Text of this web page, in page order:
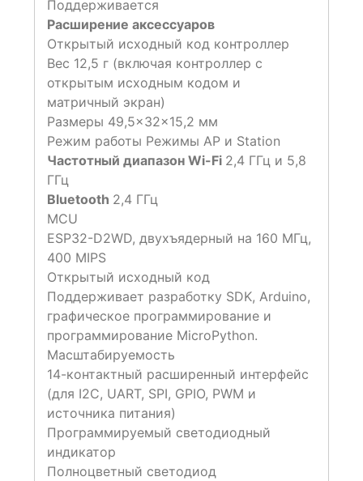
Поддерживается
Расширение аксессуаров
Открытый исходный код контроллер
Вес 12,5 г (включая контроллер с
открытым исходным кодом и
матричный экран)
Размеры 49,5×32×15,2 мм
Режим работы Режимы AP и Station
Частотный диапазон Wi-Fi 2,4 ГГц и 5,8
ГГц
Bluetooth 2,4 ГГц
MCU
ESP32-D2WD, двухъядерный на 160 МГц,
400 MIPS
Открытый исходный код
Поддерживает разработку SDK, Arduino,
графическое программирование и
программирование MicroPython.
Масштабируемость
14-контактный расширенный интерфейс
(для I2C, UART, SPI, GPIO, PWM и
источника питания)
Программируемый светодиодный
индикатор
Полноцветный светодиод